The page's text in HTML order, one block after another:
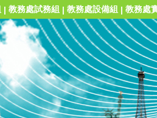
| 教務處試務組 | 教務處設備組 | 教務處